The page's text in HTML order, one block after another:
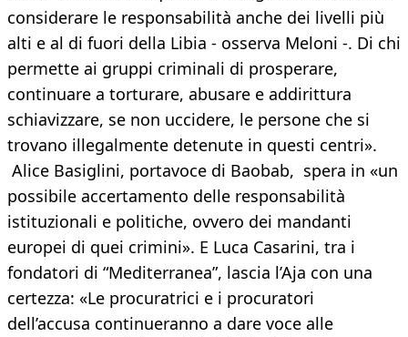
considerare le responsabilità anche dei livelli più
alti e al di fuori della Libia - osserva Meloni -. Di chi
permette ai gruppi criminali di prosperare,
continuare a torturare, abusare e addirittura
schiavizzare, se non uccidere, le persone che si
trovano illegalmente detenute in questi centri».
Alice Basiglini, portavoce di Baobab, spera in «un
possibile accertamento delle responsabilità
istituzionali e politiche, ovvero dei mandanti
europei di quei crimini». E Luca Casarini, tra i
fondatori di “Mediterranea”, lascia l’Aja con una
certezza: «Le procuratrici e i procuratori
dell’accusa continueranno a dare voce alle